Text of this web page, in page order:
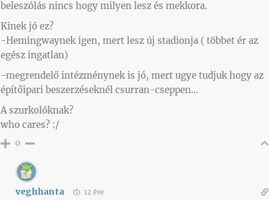
beleszólás nincs hogy milyen lesz és mekkora.
Kinek jó ez?
-Hemingwaynek igen, mert lesz új stadionja ( többet ér az
egész ingatlan)
-megrendelő intézménynek is jó, mert ugye tudjuk hogy az
építőipari beszerzéseknél csurran-cseppen…
A szurkolóknak?
who cares? :/
0
veghhanta 12 éve